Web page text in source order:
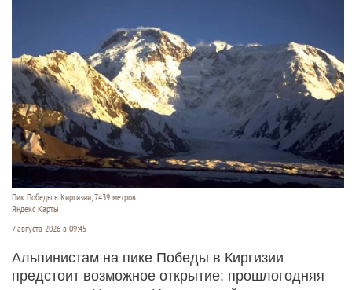
Пик Победы в Киргизии, 7439 метров
Яндекс Карты
7 августа 2026 в 09:45
Альпинистам на пике Победы в Киргизии
предстоит возможное открытие: прошлогодняя